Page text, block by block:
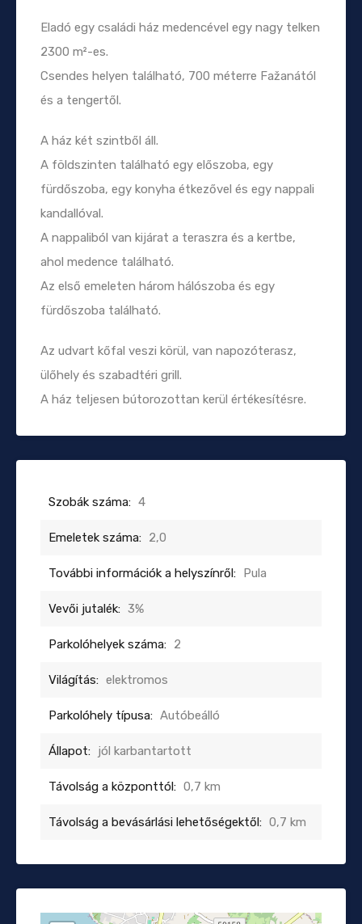
Eladó egy családi ház medencével egy nagy telken
2300 m²-es.
Csendes helyen található, 700 méterre Fažanától
és a tengertől.
A ház két szintből áll.
A földszinten található egy előszoba, egy
fürdőszoba, egy konyha étkezővel és egy nappali
kandallóval.
A nappaliból van kijárat a teraszra és a kertbe,
ahol medence található.
Az első emeleten három hálószoba és egy
fürdőszoba található.
Az udvart kőfal veszi körül, van napozóterasz,
ülőhely és szabadtéri grill.
A ház teljesen bútorozottan kerül értékesítésre.
Szobák száma: 4
Emeletek száma: 2,0
További információk a helyszínről: Pula
Vevői jutalék: 3%
Parkolóhelyek száma: 2
Világítás: elektromos
Parkolóhely típusa: Autóbeálló
Állapot: jól karbantartott
Távolság a központtól: 0,7 km
Távolság a bevásárlási lehetőségektől: 0,7 km